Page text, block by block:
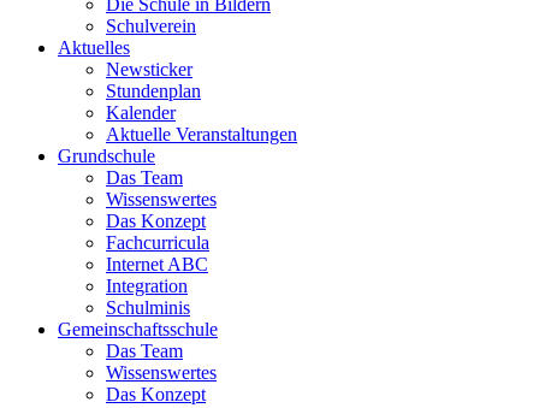
Schulverein
Aktuelles
Newsticker
Stundenplan
Kalender
Aktuelle Veranstaltungen
Grundschule
Das Team
Wissenswertes
Das Konzept
Fachcurricula
Internet ABC
Integration
Schulminis
Gemeinschaftsschule
Das Team
Wissenswertes
Das Konzept